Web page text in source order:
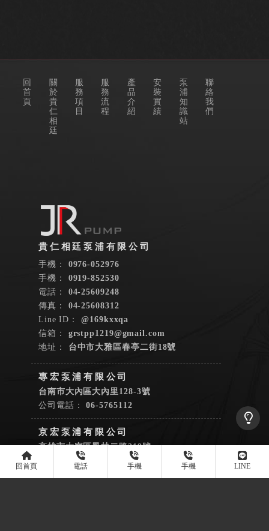
@169kxxqa
04-25609248
0976-052976
0919-852530
04-25608312
grstpp1219@gmail.com
台中市大雅區春亭二街18號
回
首
頁
關
於
貴
仁
相
廷
服
務
項
目
服
務
流
程
產
品
介
紹
安
裝
實
績
泵
浦
知
識
站
聯
絡
我
們
台南市大內區大內里128-3號
06-5765112
高雄市大寮區鳳林二路219號
07-7871594